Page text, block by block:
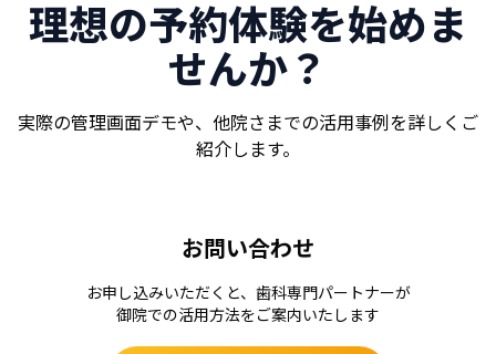
理想の予約体験を始めま
せんか？
実際の管理画面デモや、他院さまでの活用事例を詳しくご
紹介します。
お問い合わせ
お申し込みいただくと、歯科専門パートナーが
御院での活用方法をご案内いたします